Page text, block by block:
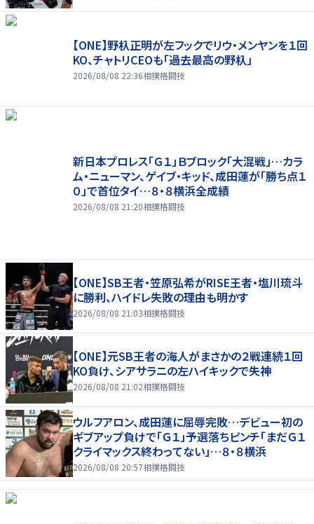
【ONE】野杁正明が左フックでリウ・メンヤンを１回
KO、チャトリCEOも「過去最高の野杁」
2026/08/08 22:36相撲格闘技
新日本プロレス「Ｇ１」Ｂブロック「大混戦」…カラ
ム・ニューマン、ゲイブ・キッド、成田蓮が「勝ち点１
０」で首位タイ…８・８横浜全成績
2026/08/08 21:20相撲格闘技
【ONE】SB王者・笠原弘希がRISE王者・塩川琉斗
に勝利、ハイドレ失敗の理由も明かす
2026/08/08 21:03相撲格闘技
【ONE】元SB王者の海人がまさかの２戦連続１回
KO負け、シアサラニの左ハイキックで失神
2026/08/08 21:02相撲格闘技
ウルフアロン、成田蓮に屈辱完敗…デビュー初の
ギブアップ負けで「Ｇ１」予選落ちピンチ「まだＧ１
クライマックス終わってない」…８・８横浜
2026/08/08 20:57相撲格闘技